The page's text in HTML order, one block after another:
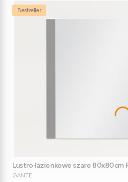
Bestseller
Lustro łazienkowe szare 80x80cm
PRODUCENT
GANTE